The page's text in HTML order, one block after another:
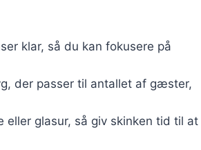
klar, så du kan fokusere på
der passer til antallet af gæster,
eller glasur, så giv skinken tid til at